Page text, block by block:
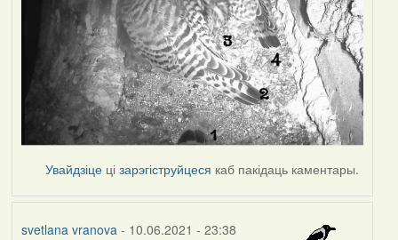
Увайдзіце цізарэгіструйцеся каб пакідаць каментары.
svetlana vranova- 10.06.2021 - 23:38